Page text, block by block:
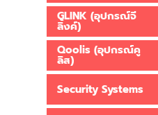
GLINK (อุปกรณ์จี
ลิ้งค์)
Qoolis (อุปกรณ์คู
ลิส)
Security Systems